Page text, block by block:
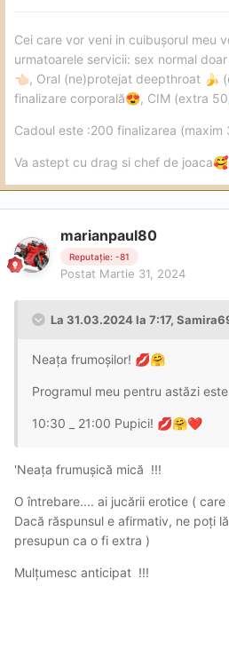
Cei care vor veni in cuibușorul meu
urmatoarele servicii: sex normal
👈🏻, Oral (ne)protejat deepthroat 🍌
finalizare corporală😍, CIM (extra
Cadoul este :200 finalizarea (maxim
Va astept cu drag si chef de joaca🥰
marianpaul80
Reputație: -81
Postat Martie 31, 2024
La 31.03.2024 la 7:17,
Neața frumoșilor! 💋🤗
Programul meu pentru astăzi
10:30 _ 21:00 Pupici! 💋🤗❤️
'Neața frumușică mică !!!
O întrebare.... ai jucării erotice (
Dacă răspunsul e afirmativ, ne poți
presupun ca o fi extra )
Mulțumesc anticipat !!!